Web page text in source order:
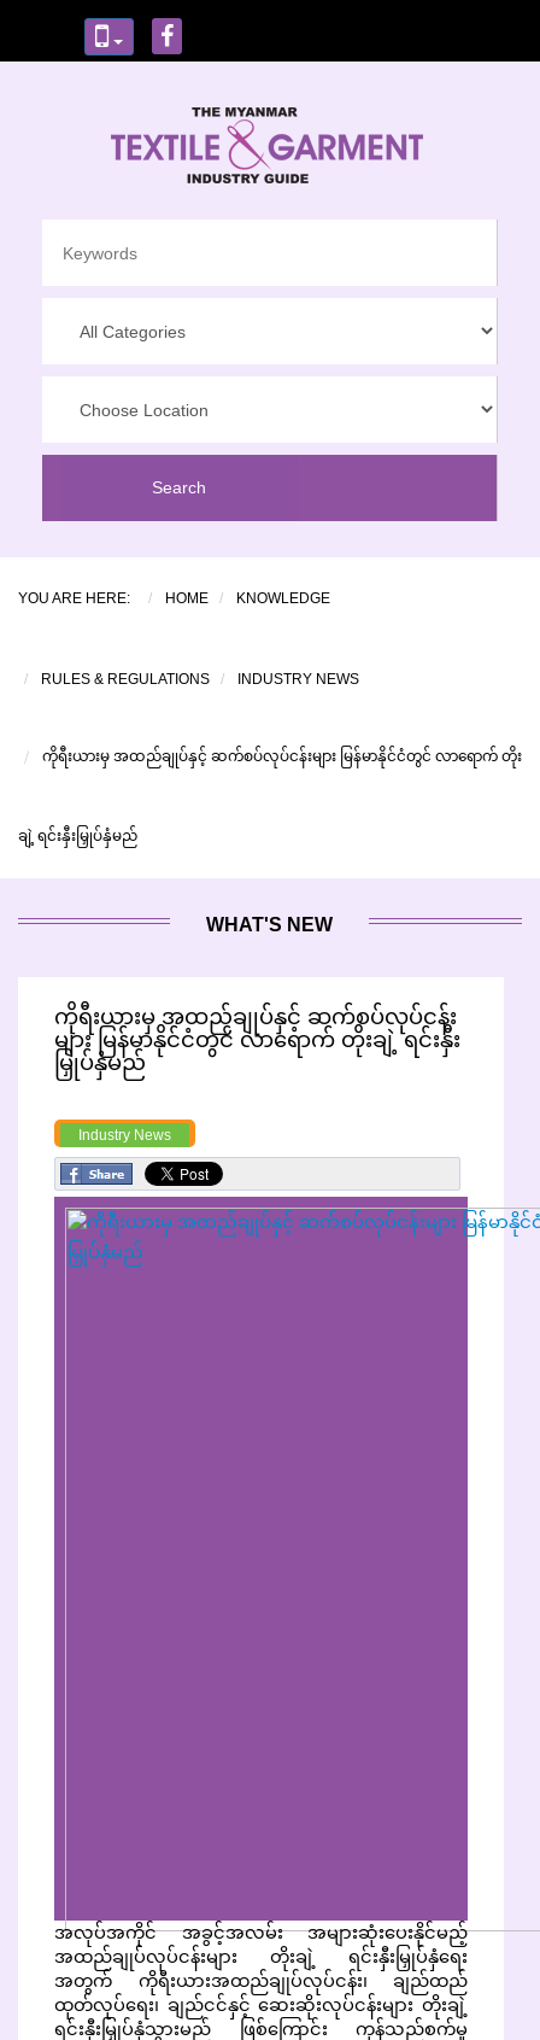
YOU ARE HERE: HOME KNOWLEDGE
RULES & REGULATIONS INDUSTRY NEWS
ကိုရီးယားမှ အထည်ချုပ်နှင့် ဆက်စပ်လုပ်ငန်းများ မြန်မာနိုင်ငံတွင် လာရောက် တိုး
ချဲ့ ရင်းနှီးမြှုပ်နှံမည်
WHAT'S NEW
ကိုရီးယားမှ အထည်ချုပ်နှင့် ဆက်စပ်လုပ်ငန်း
များ မြန်မာနိုင်ငံတွင် လာရောက် တိုးချဲ့ ရင်းနှီး
မြှုပ်နှံမည်
Industry News
အလုပ်အကိုင် အခွင့်အလမ်း အများဆုံးပေးနိုင်မည့်
အထည်ချုပ်လုပ်ငန်းများ တိုးချဲ့ ရင်းနှီးမြှုပ်နှံရေး
အတွက် ကိုရီးယားအထည်ချုပ်လုပ်ငန်း၊ ချည်ထည်
ထုတ်လုပ်ရေး၊ ချည်ငင်နှင့် ဆေးဆိုးလုပ်ငန်းများ တိုးချဲ့
ရင်းနှီးမြှုပ်နှံသွားမည် ဖြစ်ကြောင်း ကုန်သည်စက်မှု